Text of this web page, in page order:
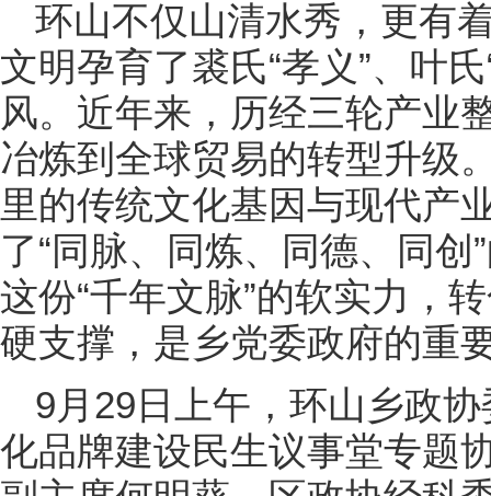
环山不仅山清水秀，更有
文明孕育了裘氏“孝义”、叶
风。近年来，历经三轮产业
冶炼到全球贸易的转型升级
里的传统文化基因与现代产
了“同脉、同炼、同德、同创
这份“千年文脉”的软实力，
硬支撑，是乡党委政府的重
9月29日上午，环山乡政
化品牌建设民生议事堂专题